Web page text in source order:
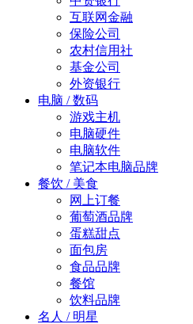
互联网金融
保险公司
农村信用社
基金公司
外资银行
电脑 / 数码
游戏主机
电脑硬件
电脑软件
笔记本电脑品牌
餐饮 / 美食
网上订餐
葡萄酒品牌
蛋糕甜点
面包房
食品品牌
餐馆
饮料品牌
名人 / 明星